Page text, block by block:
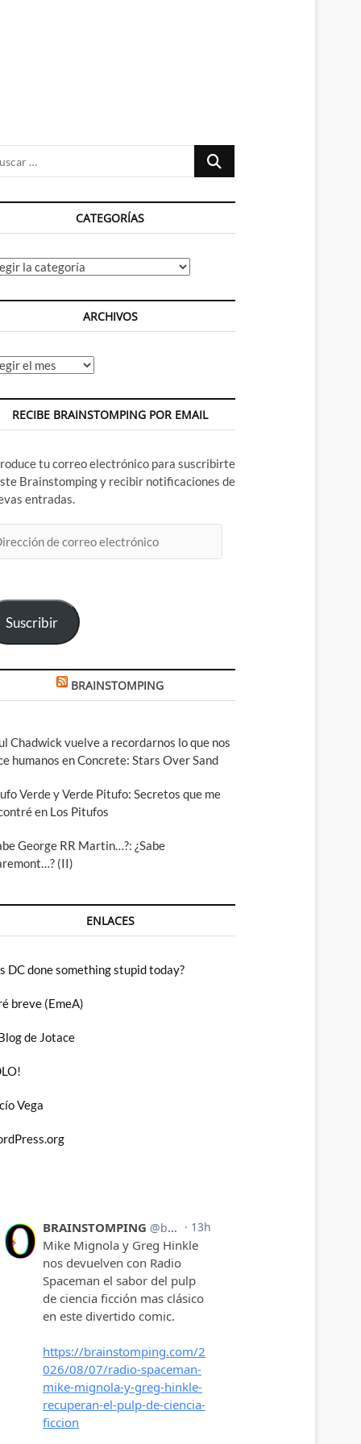
Buscar
CATEGORÍAS
ARCHIVOS
RECIBE BRAINSTOMPING POR EMAIL
tu correo electrónico para suscribirte
Brainstomping y recibir notificaciones de
entradas.
Suscribir
BRAINSTOMPING
Chadwick vuelve a recordarnos lo que nos
humanos en Concrete: Stars Over Sand
Verde y Verde Pitufo: Secretos que me
en Los Pitufos
George RR Martin…?: ¿Sabe
(II)
ENLACES
DC done something stupid today?
breve (EmeA)
de Jotace
Vega